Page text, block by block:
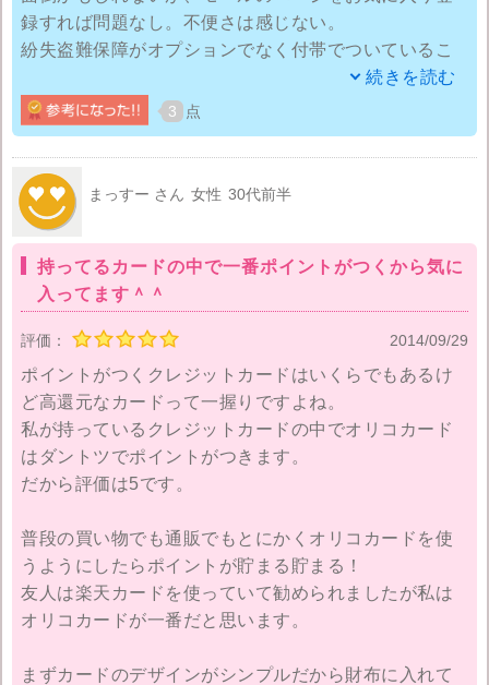
録すれば問題なし。不便さは感じない。
紛失盗難保障がオプションでなく付帯でついているこ
10年ほど前に百貨店のカードを紛失して不正利用され
たことがあるので安心。
昔だったこともあり保障サービスは付いていなかった
のか、そもそも保障サービスがあったのかすら分から
ないが、クレジットカード紛失に気付いて止めるまで
に使われた数万円を支払った苦い記憶が…。
備えあれば憂いなし。その点紛失盗難保障が付いてい
るオリコカードは安心して持っていられる。
続きを読む
3 点
まっすー さん 女性 30代前半
持ってるカードの中で一番ポイントがつくから気に
入ってます＾＾
評価： 2014/09/29
ポイントがつくクレジットカードはいくらでもあるけ
ど高還元なカードって一握りですよね。
私が持っているクレジットカードの中でオリコカード
はダントツでポイントがつきます。
だから評価は5です。
普段の買い物でも通販でもとにかくオリコカードを使
うようにしたらポイントが貯まる貯まる！
友人は楽天カードを使っていて勧められましたが私は
オリコカードが一番だと思います。
まずカードのデザインがシンプルだから財布に入れて